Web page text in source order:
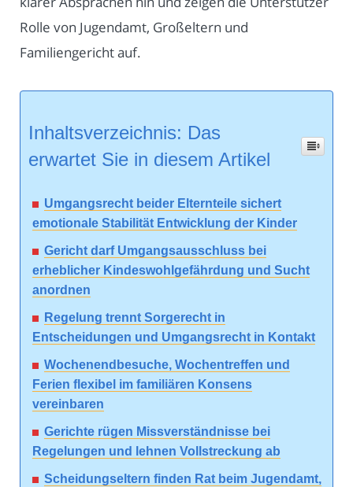
Rolle von Jugendamt, Großeltern und
Familiengericht auf.
Inhaltsverzeichnis: Das
erwartet Sie in diesem Artikel
Umgangsrecht beider Elternteile sichert
emotionale Stabilität Entwicklung der Kinder
Gericht darf Umgangsausschluss bei
erheblicher Kindeswohlgefährdung und Sucht
anordnen
Regelung trennt Sorgerecht in
Entscheidungen und Umgangsrecht in Kontakt
Wochenendbesuche, Wochentreffen und
Ferien flexibel im familiären Konsens
vereinbaren
Gerichte rügen Missverständnisse bei
Regelungen und lehnen Vollstreckung ab
Scheidungseltern finden Rat beim Jugendamt,